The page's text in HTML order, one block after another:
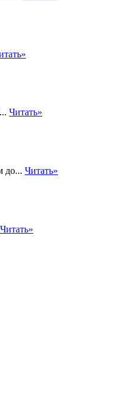
Читать»
до... Читать»
Читать»